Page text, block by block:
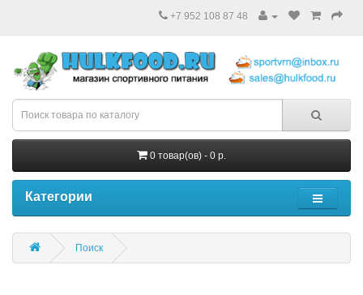
+7 952 108 87 48
0 товар(ов) - 0 р.
Категории
Поиск